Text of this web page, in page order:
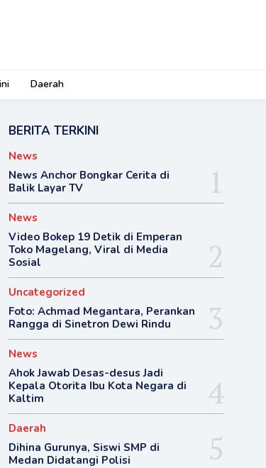
Daerah
BERITA TERKINI
News
News Anchor Bongkar Cerita di
Balik Layar TV
News
Video Bokep 19 Detik di Emperan
Toko Magelang, Viral di Media
Sosial
Uncategorized
Foto: Achmad Megantara, Perankan
Rangga di Sinetron Dewi Rindu
News
Ahok Jawab Desas-desus Jadi
Kepala Otorita Ibu Kota Negara di
Kaltim
Daerah
Dihina Gurunya, Siswi SMP di
Medan Didatangi Polisi